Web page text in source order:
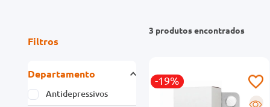
Filtros
Departamento
Antidepressivos
3 produtos
-19%
R